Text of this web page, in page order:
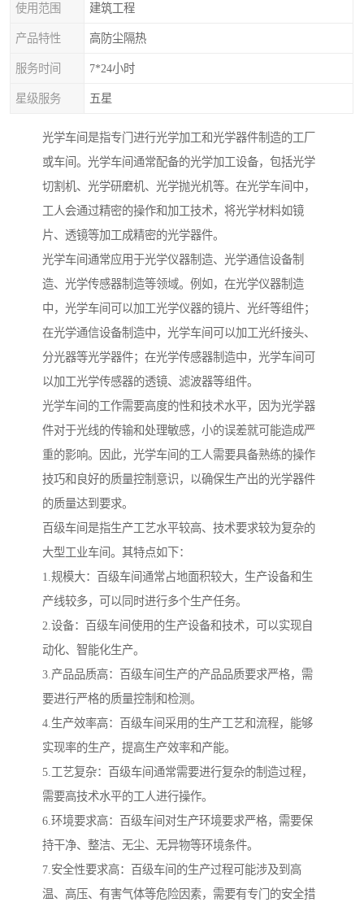
使用范围 建筑工程
产品特性 高防尘隔热
服务时间 7*24小时
星级服务 五星
光学车间是指专门进行光学加工和光学器件制造的工厂
或车间。光学车间通常配备的光学加工设备，包括光学
切割机、光学研磨机、光学抛光机等。在光学车间中，
工人会通过精密的操作和加工技术，将光学材料如镜
片、透镜等加工成精密的光学器件。
光学车间通常应用于光学仪器制造、光学通信设备制
造、光学传感器制造等领域。例如，在光学仪器制造
中，光学车间可以加工光学仪器的镜片、光纤等组件；
在光学通信设备制造中，光学车间可以加工光纤接头、
分光器等光学器件；在光学传感器制造中，光学车间可
以加工光学传感器的透镜、滤波器等组件。
光学车间的工作需要高度的性和技术水平，因为光学器
件对于光线的传输和处理敏感，小的误差就可能造成严
重的影响。因此，光学车间的工人需要具备熟练的操作
技巧和良好的质量控制意识，以确保生产出的光学器件
的质量达到要求。
百级车间是指生产工艺水平较高、技术要求较为复杂的
大型工业车间。其特点如下：
1.规模大：百级车间通常占地面积较大，生产设备和生
产线较多，可以同时进行多个生产任务。
2.设备：百级车间使用的生产设备和技术，可以实现自
动化、智能化生产。
3.产品品质高：百级车间生产的产品品质要求严格，需
要进行严格的质量控制和检测。
4.生产效率高：百级车间采用的生产工艺和流程，能够
实现率的生产，提高生产效率和产能。
5.工艺复杂：百级车间通常需要进行复杂的制造过程，
需要高技术水平的工人进行操作。
6.环境要求高：百级车间对生产环境要求严格，需要保
持干净、整洁、无尘、无异物等环境条件。
7.安全性要求高：百级车间的生产过程可能涉及到高
温、高压、有害气体等危险因素，需要有专门的安全措